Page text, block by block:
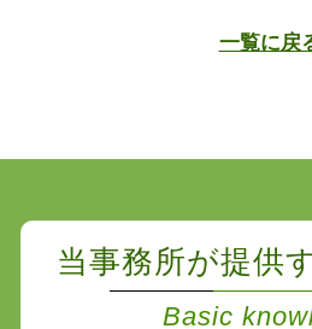
一覧に戻
当事務所が提供
Basic